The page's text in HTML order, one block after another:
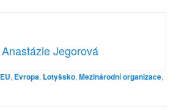
Anastázie Jegorová
EU, Evropa, Lotyšsko,Mezinárodní organizace,